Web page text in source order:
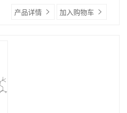
产品详情 加入购物车